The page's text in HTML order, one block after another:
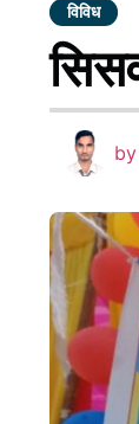
विविध
by